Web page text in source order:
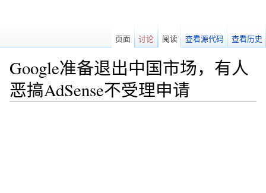
Google准备退出中国市场，有人
恶搞AdSense不受理申请
页面 讨论 阅读 查看源代码 查看历史